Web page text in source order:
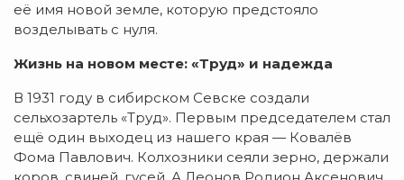
её имя новой земле, которую предстояло
возделывать с нуля.
Жизнь на новом месте: «Труд» и надежда
В 1931 году в сибирском Севске создали
сельхозартель «Труд». Первым председателем стал
ещё один выходец из нашего края — Ковалёв
Фома Павлович. Колхозники сеяли зерно, держали